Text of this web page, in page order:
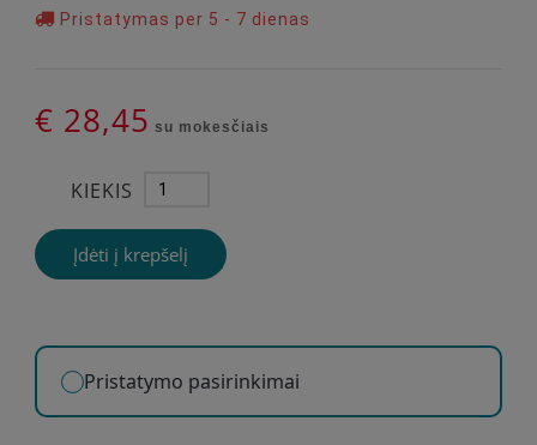
Pristatymas per 5 - 7 dienas
€ 28,45 su mokesčiais
KIEKIS
Įdėti į krepšelį
Pristatymo pasirinkimai